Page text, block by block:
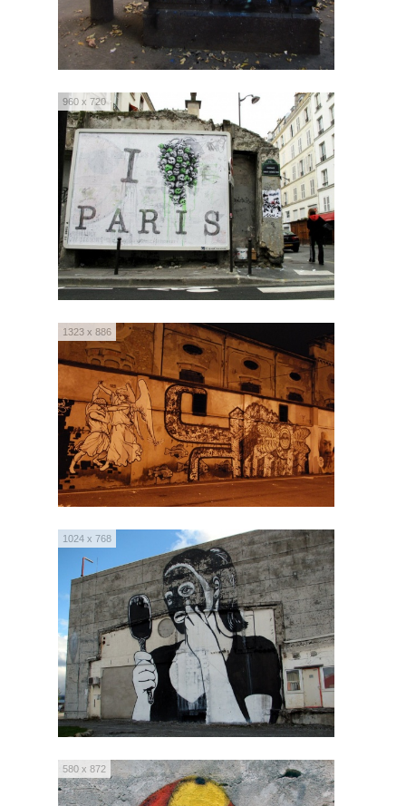
960 x 720
1323 x 886
1024 x 768
580 x 872